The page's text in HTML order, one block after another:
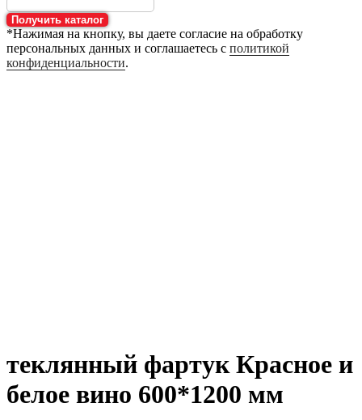
Получить каталог
*Нажимая на кнопку, вы даете согласие на обработку
персональных данных и соглашаетесь с политикой
конфиденциальности.
теклянный фартук Красное и
белое вино 600*1200 мм